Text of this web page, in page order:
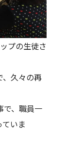
プの生徒さ
、久々の再
、職員一
いま